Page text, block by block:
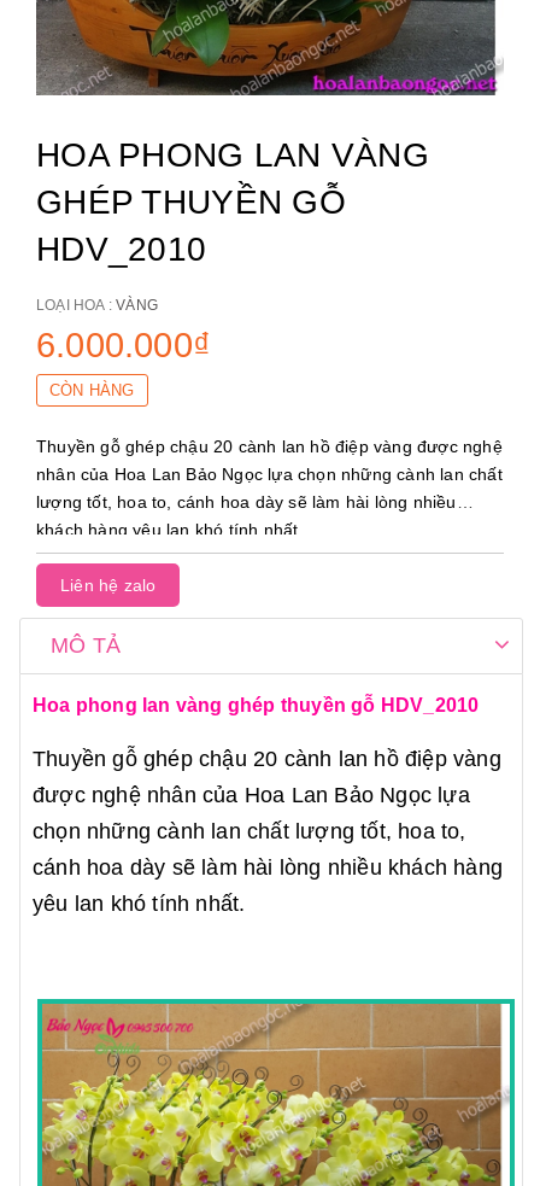
HOA PHONG LAN VÀNG
GHÉP THUYỀN GỖ
HDV_2010
LOẠI HOA :VÀNG
6.000.000₫
CÒN HÀNG
Thuyền gỗ ghép chậu 20 cành lan hồ điệp vàng được nghệ
nhân của Hoa Lan Bảo Ngọc lựa chọn những cành lan chất
lượng tốt, hoa to, cánh hoa dày sẽ làm hài lòng nhiều
khách hàng yêu lan khó tính nhất.
Liên hệ zalo
MÔ TẢ
Hoa phong lan vàng ghép thuyền gỗ HDV_2010
Thuyền gỗ ghép chậu 20 cành lan hồ điệp vàng
được nghệ nhân của Hoa Lan Bảo Ngọc lựa
chọn những cành lan chất lượng tốt, hoa to,
cánh hoa dày sẽ làm hài lòng nhiều khách hàng
yêu lan khó tính nhất.